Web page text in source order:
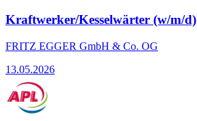
Kraftwerker/Kesselwärter (w/m/d)
FRITZ EGGER GmbH & Co. OG
13.05.2026